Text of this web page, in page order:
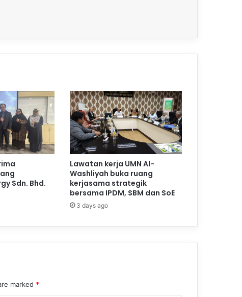
Sdn. Bhd.
Lawatan kerja UMN Al-
Washliyah buka ruang
kerjasama strategik
bersama IPDM, SBM dan SoE
3 days ago
marked *